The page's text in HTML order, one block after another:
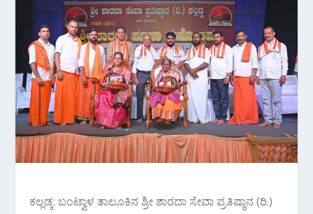
ಕಲ್ಲಡ್ಕ: ಬಂಟ್ವಾಳ ತಾಲೂಕಿನ ಶ್ರೀ ಶಾರದಾ ಸೇವಾ ಪ್ರತಿಷ್ಠಾನ (ರಿ.)